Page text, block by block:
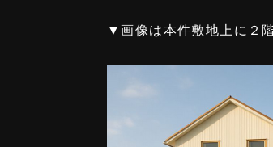
▼画像は本件敷地上に２